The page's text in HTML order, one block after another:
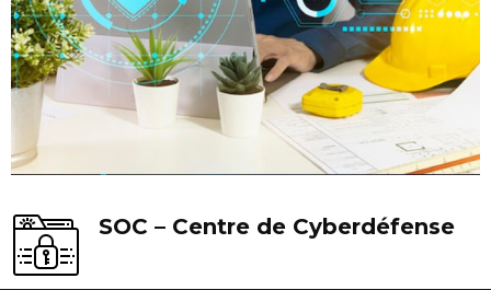
SOC – Centre de Cyberdéfense